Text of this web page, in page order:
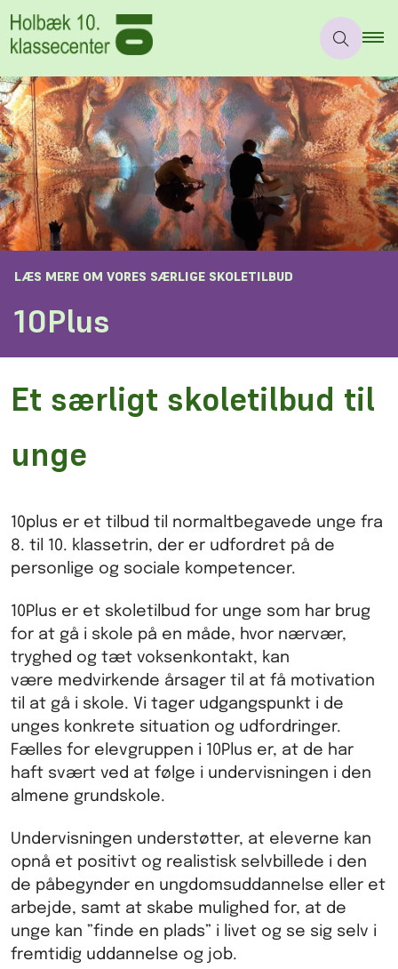
LÆS MERE OM VORES SÆRLIGE SKOLETILBUD
10Plus
Et særligt skoletilbud til
unge
10plus er et tilbud til normaltbegavede unge fra
8. til 10. klassetrin, der er udfordret på de
personlige og sociale kompetencer.
10Plus er et skoletilbud for unge som har brug
for at gå i skole på en måde, hvor nærvær,
tryghed og tæt voksenkontakt, kan
være medvirkende årsager til at få motivation
til at gå i skole. Vi tager udgangspunkt i de
unges konkrete situation og udfordringer.
Fælles for elevgruppen i 10Plus er, at de har
haft svært ved at følge i undervisningen i den
almene grundskole.
Undervisningen understøtter, at eleverne kan
opnå et positivt og realistisk selvbillede i den
de påbegynder en ungdomsuddannelse eller et
arbejde, samt at skabe mulighed for, at de
unge kan ”finde en plads” i
livet og se sig selv i
fremtidig uddannelse og job.